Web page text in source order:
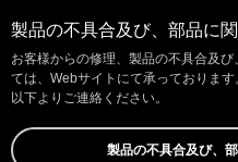
製品の不具合及び、部品に
お客様からの修理、製品の不具合及
ては、Webサイトにて承っております
以下よりご連絡ください。
製品の不具合及び、